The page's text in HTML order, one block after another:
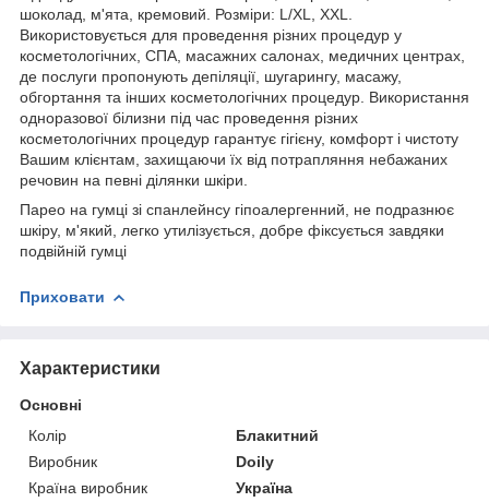
шоколад, м'ята, кремовий. Розміри: L/XL, XXL.
Використовується для проведення різних процедур у
косметологічних, СПА, масажних салонах, медичних центрах,
де послуги пропонують депіляції, шугарингу, масажу,
обгортання та інших косметологічних процедур. Використання
одноразової білизни під час проведення різних
косметологічних процедур гарантує гігієну, комфорт і чистоту
Вашим клієнтам, захищаючи їх від потрапляння небажаних
речовин на певні ділянки шкіри.
Парео на гумці зі спанлейнсу гіпоалергенний, не подразнює
шкіру, м'який, легко утилізується, добре фіксується завдяки
подвійній гумці
Приховати
Характеристики
Основні
Колір
Блакитний
Виробник
Doily
Країна виробник
Україна